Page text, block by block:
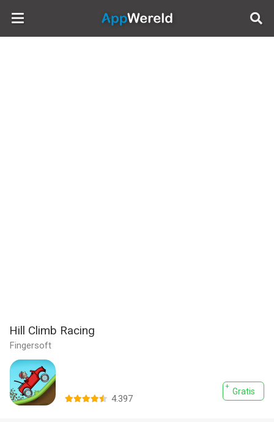
AppWereld
Hill Climb Racing
Fingersoft
Gratis
4.397